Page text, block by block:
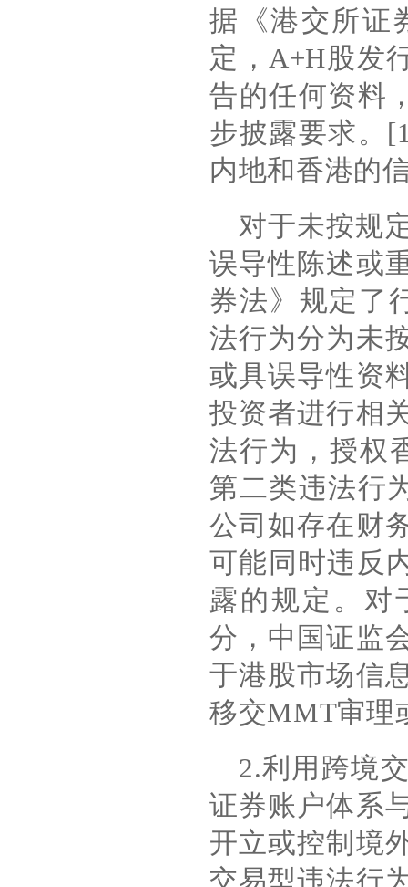
据《港交所证
定，A+H股发
告的任何资料
步披露要求。
内地和香港的
对于未按规
误导性陈述或
券法》规定了
法行为分为未
或具误导性资
投资者进行相
法行为，授权
第二类违法行
公司如存在财
可能同时违反
露的规定。对
分，中国证监
于港股市场信
移交MMT审理
2.利用跨境
证券账户体系
开立或控制境
交易型违法行